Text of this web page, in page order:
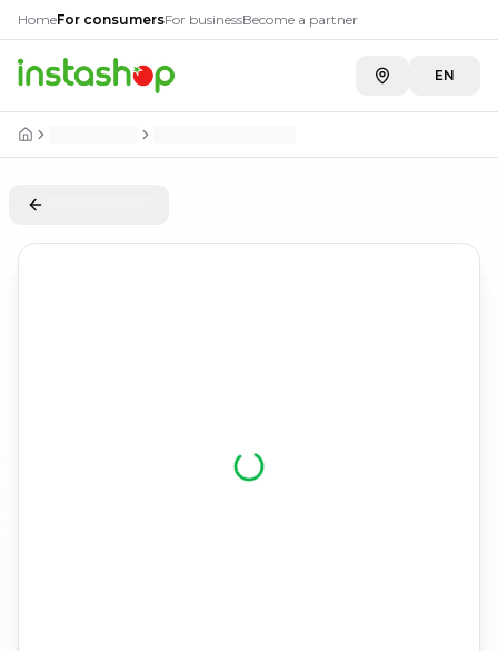
HomeFor consumersFor businessBecome a partner
EN